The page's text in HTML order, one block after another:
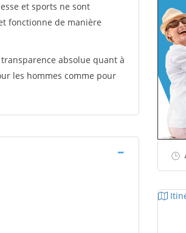
et sports ne sont
fonctionne de manière
absolue quant à
les hommes comme pour